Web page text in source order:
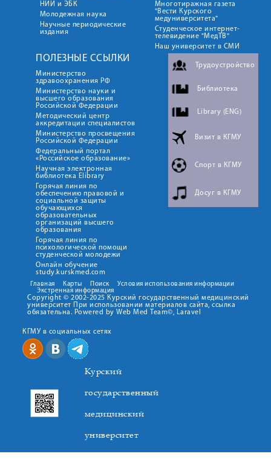
НИИ и ЭБК
Молодежная наука
Научные периодические
издания
Многотиражная газета
"Вести Курского
медуниверситета"
Студенческое интернет-
телевидение "МедТВ"
Наш университет в СМИ
ПОЛЕЗНЫЕ ССЫЛКИ
Министерство
здравоохранения РФ
Министерство науки и
высшего образования
Российской Федерации
Методический центр
аккредитации специалистов
Министерство просвещения
Российской Федерации
Федеральный портал
«Российское образование»
Научная электронная
библиотека Elibrary
Горячая линия по
обеспечению правовой и
социальной защиты
обучающихся
образовательных
организаций высшего
образования
Горячая линия по
психологической помощи
студенческой молодежи
Онлайн обучение
study.kurskmed.com
Трудоустройство
Библиотека
Library (ENG)
Визит в КГМУ
Спорт в КГМУ
Досуг в КГМУ
Главная Карты Поиск
Условия использования информации
Экстренная информация
Copyright © 2002-2025 Курский государственный медицинский
университет При использовании материалов сайта, ссылка
обязательна. Powered by Web Med Team©, Laravel
КГМУ в социальных сетях
Курский
государственный
медицинский
университет